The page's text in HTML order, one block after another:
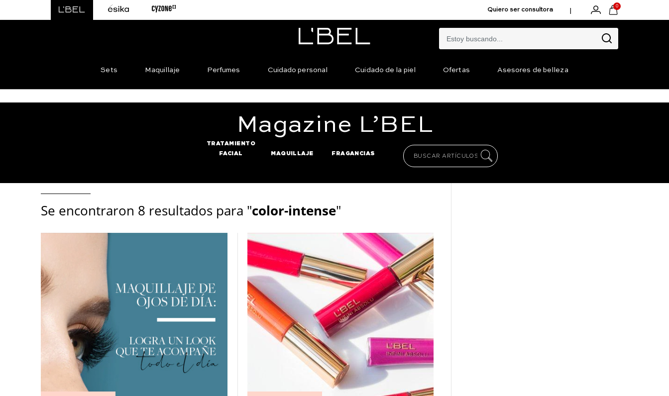
Quiero ser consultora | 0
Sets Maquillaje Perfumes Cuidado personal Cuidado de la piel Ofertas Asesores de belleza
Magazine L’BEL
TRATAMIENTO
FACIAL
MAQUILLAJE FRAGANCIAS
Se encontraron 8 resultados para "color-intense"